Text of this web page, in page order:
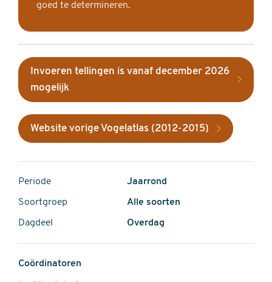
goed te determineren.
Invoeren tellingen is vanaf december 2026
mogelijk
Website vorige Vogelatlas (2012-2015)
Periode Jaarrond
Soortgroep Alle soorten
Dagdeel Overdag
Coördinatoren